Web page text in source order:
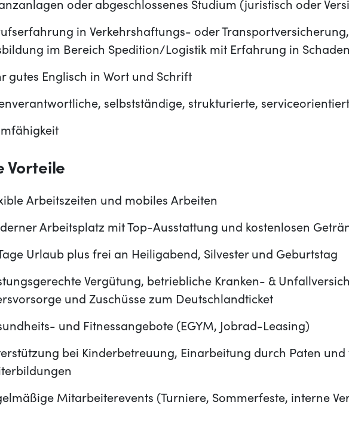
oder abgeschlossenes Studium (juristisch oder
in Verkehrshaftungs- oder
im Bereich Spedition/Logistik mit Erfahrung in
gutes Englisch in Wort und Schrift
selbstständige, strukturierte,
Vorteile
Arbeitszeiten und mobiles Arbeiten
Arbeitsplatz mit Top-Ausstattung und kostenlosen
Urlaub plus frei an Heiligabend, Silvester und Geburtstag
Vergütung, betriebliche Kranken- &
und Zuschüsse zum Deutschlandticket
und Fitnessangebote (EGYM, Jobrad-Leasing)
bei Kinderbetreuung, Einarbeitung durch Paten
Mitarbeiterevents (Turniere, Sommerfeste, interne